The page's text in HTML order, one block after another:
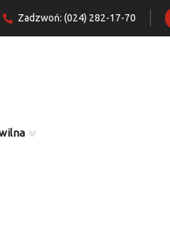
Zadzwoń: (024) 282-17-70